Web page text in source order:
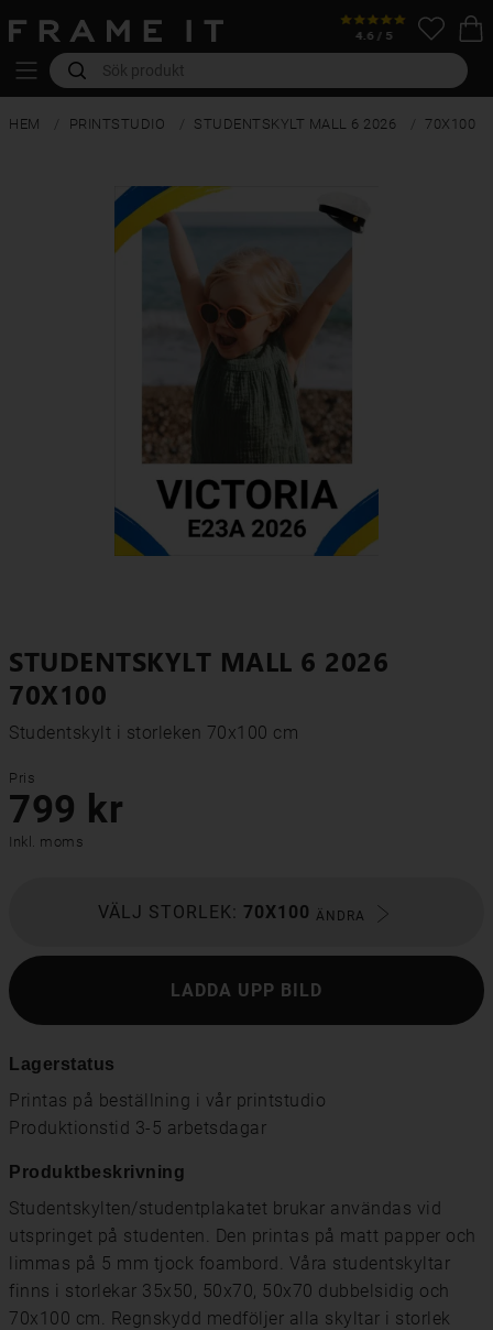
HEM PRINTSTUDIO STUDENTSKYLT MALL 6 2026 70X100
STUDENTSKYLT MALL 6 2026
70X100
Studentskylt i storleken 70x100 cm
Pris
799 kr
Inkl. moms
VÄLJ STORLEK: 70X100 ÄNDRA
LADDA UPP BILD
Lagerstatus
Printas på beställning i vår printstudio
Produktionstid 3-5 arbetsdagar
Produktbeskrivning
Studentskylten/studentplakatet brukar användas vid
utspringet på studenten. Den printas på matt papper och
limmas på 5 mm tjock foambord. Våra studentskyltar
finns i storlekar 35x50, 50x70, 50x70 dubbelsidig och
70x100 cm. Regnskydd medföljer alla skyltar i storlek